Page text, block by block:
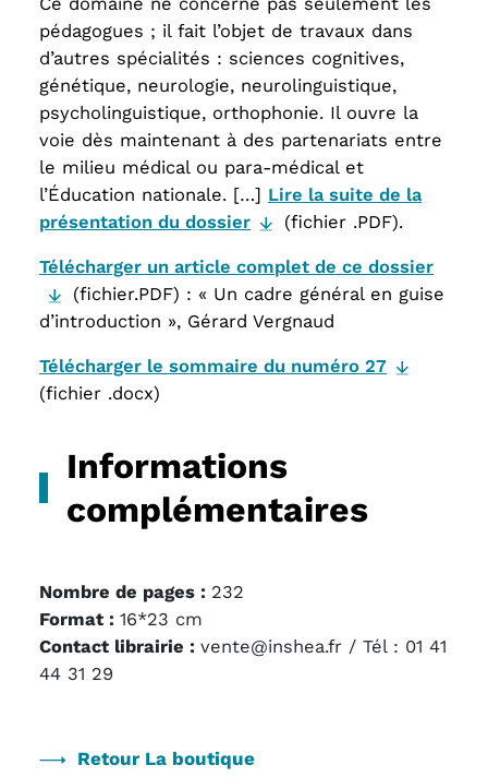
pédagogues ; il fait l’objet de travaux dans
d’autres spécialités : sciences cognitives,
génétique, neurologie, neurolinguistique,
psycholinguistique, orthophonie. Il ouvre la
voie dès maintenant à des partenariats entre
le milieu médical ou para-médical et
l’Éducation nationale. […] Lire la suite de la
présentation du dossier
(fichier .PDF).
Télécharger un article complet de ce dossier
(fichier.PDF) : « Un cadre général en guise
d’introduction », Gérard Vergnaud
Télécharger le sommaire du numéro 27
(fichier .docx)
Informations
complémentaires
Nombre de pages : 232
Format : 16*23 cm
Contact librairie : vente@inshea.fr / Tél : 01 41
44 31 29
Retour La boutique